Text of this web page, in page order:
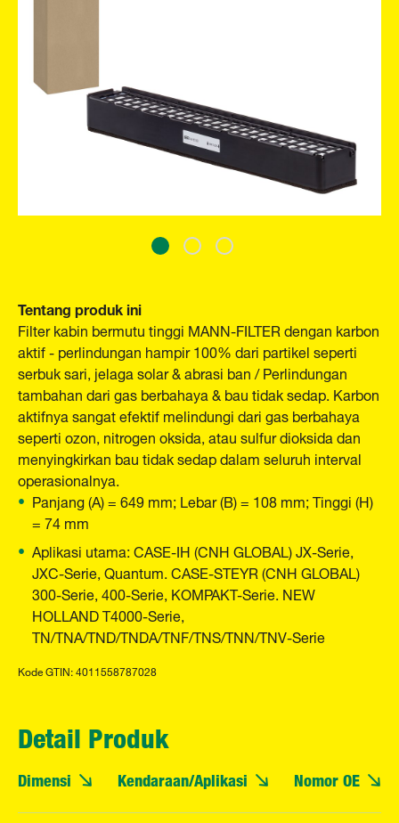
Tentang produk ini
Filter kabin bermutu tinggi MANN-FILTER dengan karbon
aktif - perlindungan hampir 100% dari partikel seperti
serbuk sari, jelaga solar & abrasi ban / Perlindungan
tambahan dari gas berbahaya & bau tidak sedap. Karbon
aktifnya sangat efektif melindungi dari gas berbahaya
seperti ozon, nitrogen oksida, atau sulfur dioksida dan
menyingkirkan bau tidak sedap dalam seluruh interval
operasionalnya.
Panjang (A) = 649 mm; Lebar (B) = 108 mm; Tinggi (H)
= 74 mm
Aplikasi utama: CASE-IH (CNH GLOBAL) JX-Serie,
JXC-Serie, Quantum. CASE-STEYR (CNH GLOBAL)
300-Serie, 400-Serie, KOMPAKT-Serie. NEW
HOLLAND T4000-Serie,
TN/TNA/TND/TNDA/TNF/TNS/TNN/TNV-Serie
Kode GTIN: 4011558787028
Detail Produk
Dimensi Kendaraan/Aplikasi Nomor OE